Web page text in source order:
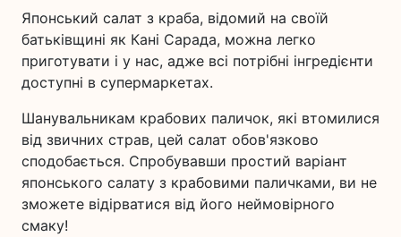
Японський салат з краба, відомий на своїй
батьківщині як Кані Сарада, можна легко
приготувати і у нас, адже всі потрібні інгредієнти
доступні в супермаркетах.
Шанувальникам крабових паличок, які втомилися
від звичних страв, цей салат обов'язково
сподобається. Спробувавши простий варіант
японського салату з крабовими паличками, ви не
зможете відірватися від його неймовірного
смаку!